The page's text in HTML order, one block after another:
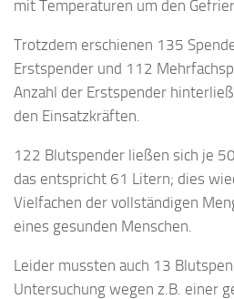
mit Temperaturen um den
Trotzdem erschienen 135
Erstspender und 112
Anzahl der Erstspender
den Einsatzkräften.
122 Blutspender ließen sich je
das entspricht 61 Litern; dies
Vielfachen der vollständigen
eines gesunden Menschen.
Leider mussten auch 13
Untersuchung wegen z.B. einer